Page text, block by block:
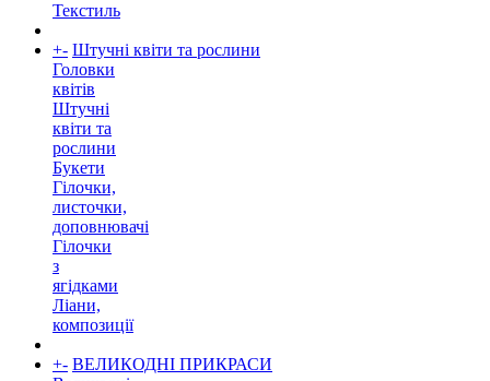
Текстиль
+- Штучні квіти та рослини
Головки
квітів
Штучні
квіти та
рослини
Букети
Гілочки,
листочки,
доповнювачі
Гілочки
з
ягідками
Ліани,
композиції
+- ВЕЛИКОДНІ ПРИКРАСИ